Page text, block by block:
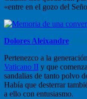
«entre en el gozo del
Dolores Aleixandre
Pertenezco a la
Vaticano II y que
sandalias de tanto polvo
Había que desterrar
a ello con entusiasmo.